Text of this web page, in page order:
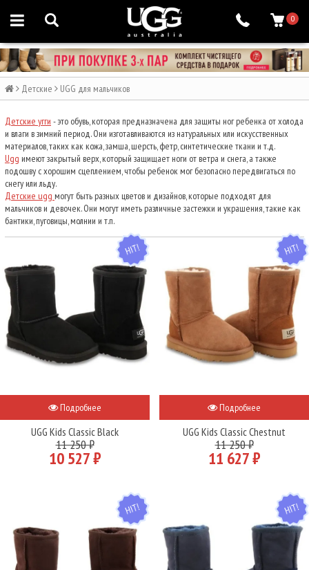
0
Детские UGG для мальчиков
Детские угги - это обувь, которая предназначена для защиты ног ребенка от холода
и влаги в зимний период. Они изготавливаются из натуральных или искусственных
материалов, таких как кожа, замша, шерсть, фетр, синтетические ткани и т.д.
Ugg имеют закрытый верх, который защищает ноги от ветра и снега, а также
подошву с хорошим сцеплением, чтобы ребенок мог безопасно передвигаться по
снегу или льду.
Детские ugg могут быть разных цветов и дизайнов, которые подходят для
мальчиков и девочек. Они могут иметь различные застежки и украшения, такие как
бантики, пуговицы, молнии и т.п.
HIT
Подробнее
UGG Kids Classic Black
11 250 ₽
10 527 ₽
HIT
Подробнее
UGG Kids Classic Chestnut
11 250 ₽
11 627 ₽
HIT HIT